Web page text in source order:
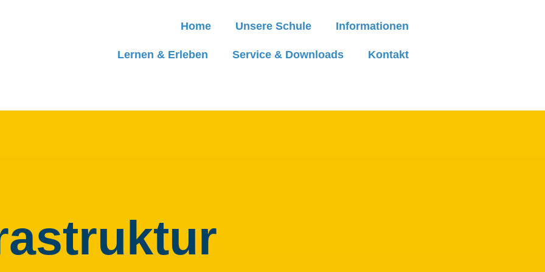
Home Unsere Schule Informationen
Lernen & Erleben Service & Downloads Kontakt